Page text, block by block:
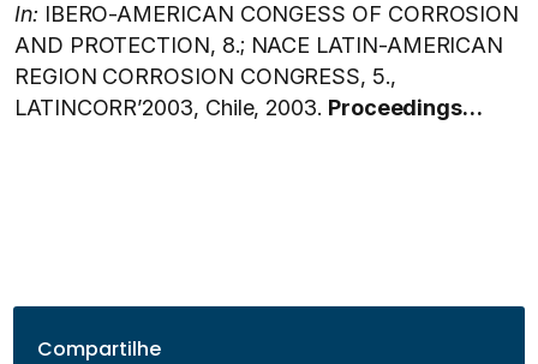
In: IBERO-AMERICAN CONGESS OF CORROSION
AND PROTECTION, 8.; NACE LATIN-AMERICAN
REGION CORROSION CONGRESS, 5.,
LATINCORR’2003, Chile, 2003. Proceedings…
Compartilhe